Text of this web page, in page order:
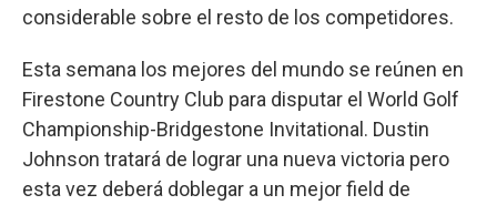
considerable sobre el resto de los competidores.
Esta semana los mejores del mundo se reúnen en
Firestone Country Club para disputar el World Golf
Championship-Bridgestone Invitational. Dustin
Johnson tratará de lograr una nueva victoria pero
esta vez deberá doblegar a un mejor field de